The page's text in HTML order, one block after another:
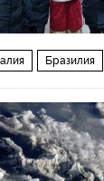
Бразилия